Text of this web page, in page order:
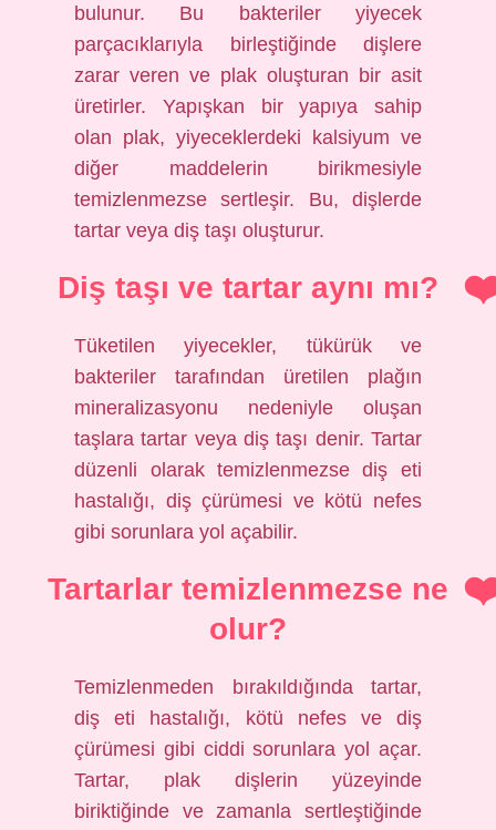
bulunur. Bu bakteriler yiyecek
parçacıklarıyla birleştiğinde dişlere
zarar veren ve plak oluşturan bir asit
üretirler. Yapışkan bir yapıya sahip
olan plak, yiyeceklerdeki kalsiyum ve
diğer maddelerin birikmesiyle
temizlenmezse sertleşir. Bu, dişlerde
tartar veya diş taşı oluşturur.
Diş taşı ve tartar aynı mı?
Tüketilen yiyecekler, tükürük ve
bakteriler tarafından üretilen plağın
mineralizasyonu nedeniyle oluşan
taşlara tartar veya diş taşı denir. Tartar
düzenli olarak temizlenmezse diş eti
hastalığı, diş çürümesi ve kötü nefes
gibi sorunlara yol açabilir.
Tartarlar temizlenmezse ne
olur?
Temizlenmeden bırakıldığında tartar,
diş eti hastalığı, kötü nefes ve diş
çürümesi gibi ciddi sorunlara yol açar.
Tartar, plak dişlerin yüzeyinde
biriktiğinde ve zamanla sertleştiğinde